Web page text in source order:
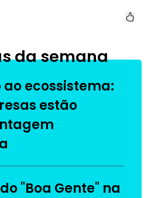
da semana
ao ecossistema:
estão
"Boa Gente" na